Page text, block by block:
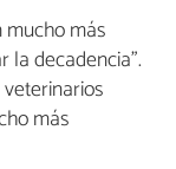
más
la decadencia".
más